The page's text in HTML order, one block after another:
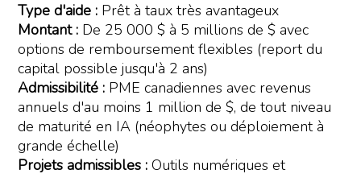
Type d'aide : Prêt à taux très avantageux
Montant : De 25 000 $ à 5 millions de $ avec
options de remboursement flexibles (report du
capital possible jusqu'à 2 ans)
Admissibilité : PME canadiennes avec revenus
annuels d'au moins 1 million de $, de tout niveau
de maturité en IA (néophytes ou déploiement à
grande échelle)
Projets admissibles : Outils numériques et